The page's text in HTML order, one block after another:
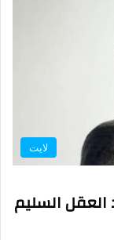
لايت
العقل السليم